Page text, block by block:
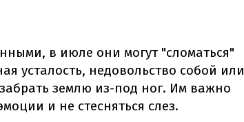
в июле они могут "сломаться"
усталость, недовольство собой или
землю из-под ног. Им важно
и не стесняться слез.